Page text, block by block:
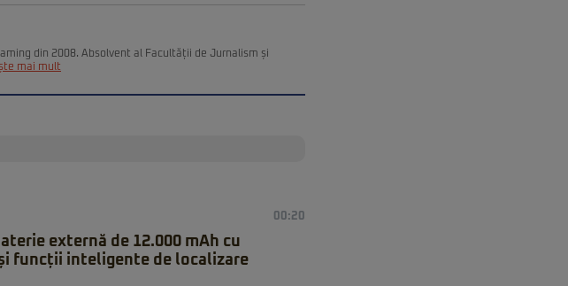
din 2008. Absolvent al Facultății de Jurnalism și
mai mult
00:20
externă de 12.000 mAh cu
și funcții inteligente de localizare